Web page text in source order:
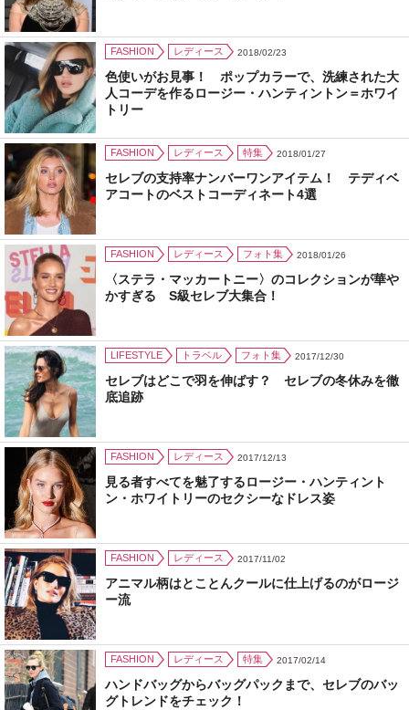
FASHION レディース 2018/02/23
色使いがお見事！ ポップカラーで、洗練された大
人コーデを作るロージー・ハンティントン＝ホワイ
トリー
FASHION レディース 特集 2018/01/27
セレブの支持率ナンバーワンアイテム！ テディベ
アコートのベストコーディネート4選
FASHION レディース フォト集 2018/01/26
〈ステラ・マッカートニー〉のコレクションが華や
かすぎる S級セレブ大集合！
LIFESTYLE トラベル フォト集 2017/12/30
セレブはどこで羽を伸ばす？ セレブの冬休みを徹
底追跡
FASHION レディース 2017/12/13
見る者すべてを魅了するロージー・ハンティント
ン・ホワイトリーのセクシーなドレス姿
FASHION レディース 2017/11/02
アニマル柄はとことんクールに仕上げるのがロージ
ー流
FASHION レディース 特集 2017/02/14
ハンドバッグからバッグパックまで、セレブのバッ
グトレンドをチェック！